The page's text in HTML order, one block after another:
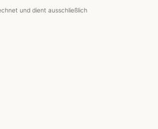
und dient ausschließlich